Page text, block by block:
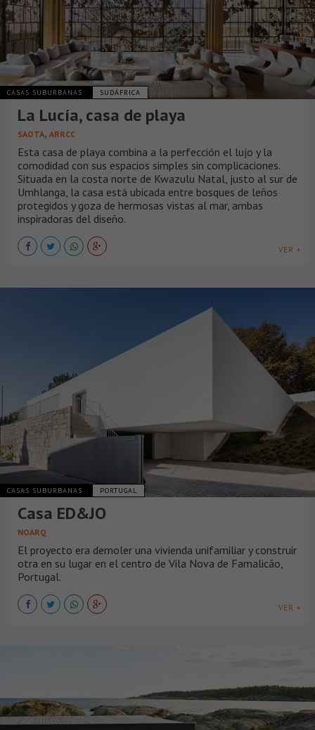
CASAS SUBURBANAS SUDÁFRICA
La Lucía, casa de playa
SAOTA, ARRCC
Esta casa de playa combina a la perfección el lujo y la
comodidad con sus espacios simples sin complicaciones.
Situada en la costa norte de Kwazulu Natal, justo al sur de
Umhlanga, la casa está ubicada entre bosques de leños
protegidos y goza de hermosas vistas al mar, ambas
inspiradoras del diseño.
VER +
CASAS SUBURBANAS PORTUGAL
Casa ED&JO
NOARQ
El proyecto era demoler una vivienda unifamiliar y construir
otra en su lugar en el centro de Vila Nova de Famalicão,
Portugal.
VER +